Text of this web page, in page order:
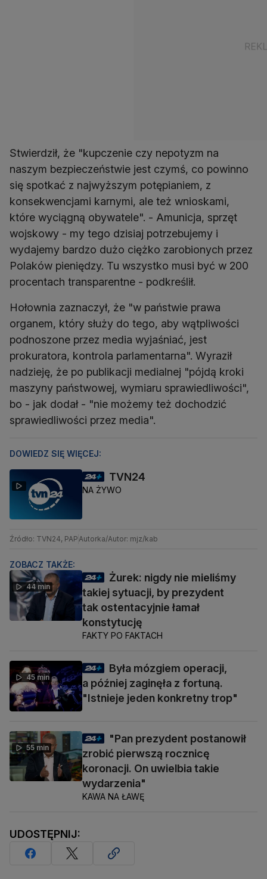
Stwierdził, że "kupczenie czy nepotyzm na
naszym bezpieczeństwie jest czymś, co powinno
się spotkać z najwyższym potępianiem, z
konsekwencjami karnymi, ale też wnioskami,
które wyciągną obywatele". - Amunicja, sprzęt
wojskowy - my tego dzisiaj potrzebujemy i
wydajemy bardzo dużo ciężko zarobionych przez
Polaków pieniędzy. Tu wszystko musi być w 200
procentach transparentne - podkreślił.
Hołownia zaznaczył, że "w państwie prawa
organem, który służy do tego, aby wątpliwości
podnoszone przez media wyjaśniać, jest
prokuratora, kontrola parlamentarna". Wyraził
nadzieję, że po publikacji medialnej "pójdą kroki
maszyny państwowej, wymiaru sprawiedliwości",
bo - jak dodał - "nie możemy też dochodzić
sprawiedliwości przez media".
DOWIEDZ SIĘ WIĘCEJ:
TVN24
NA ŻYWO
Źródło: TVN24, PAPAutorka/Autor: mjz/kab
ZOBACZ TAKŻE:
44 min
Żurek: nigdy nie mieliśmy
takiej sytuacji, by prezydent
tak ostentacyjnie łamał
konstytucję
FAKTY PO FAKTACH
45 min
Była mózgiem operacji,
a później zaginęła z fortuną.
"Istnieje jeden konkretny trop"
55 min
"Pan prezydent postanowił
zrobić pierwszą rocznicę
koronacji. On uwielbia takie
wydarzenia"
KAWA NA ŁAWĘ
UDOSTĘPNIJ: